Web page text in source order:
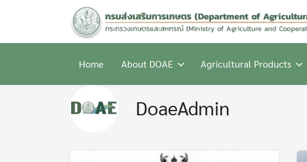
Home About DOAE Agricultural Products
DoaeAdmin